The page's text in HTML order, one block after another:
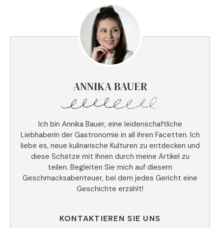
ANNIKA BAUER
Ich bin Annika Bauer, eine leidenschaftliche
Liebhaberin der Gastronomie in all ihren Facetten. Ich
liebe es, neue kulinarische Kulturen zu entdecken und
diese Schätze mit Ihnen durch meine Artikel zu
teilen. Begleiten Sie mich auf diesem
Geschmacksabenteuer, bei dem jedes Gericht eine
Geschichte erzählt!
KONTAKTIEREN SIE UNS